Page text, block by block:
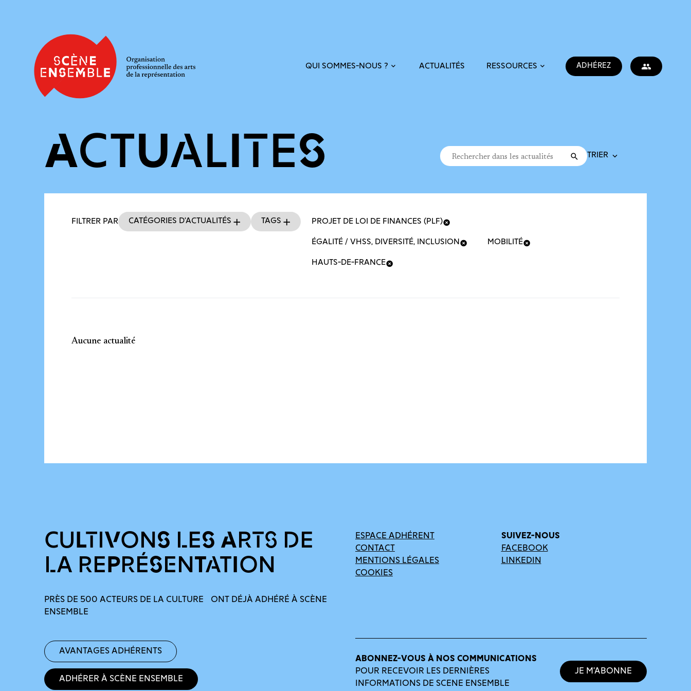
QUI SOMMES-NOUS ? ACTUALITÉS RESSOURCES ADHÉREZ
ACTUALITÉS
Filtres des actualités
Recherche
Rechercher dans les actualités Valider
Trier la recherche
FILTRER PAR Catégories d’actualités Tags PROJET DE LOI DE FINANCES (PLF)
ÉGALITÉ / VHSS, DIVERSITÉ, INCLUSION MOBILITÉ
HAUTS-DE-FRANCE
Aucune actualité
CULTIVONS LES ARTS DE
LA REPRÉSENTATION
PRÈS DE 500 ACTEURS DE LA CULTURE ONT DÉJÀ ADHÉRÉ À SCÈNE
ENSEMBLE
Avantages adhérents
Adhérer à Scène Ensemble
ESPACE ADHÉRENT
CONTACT
MENTIONS LÉGALES
COOKIES
SUIVEZ-NOUS
FACEBOOK
LINKEDIN
ABONNEZ-VOUS À NOS COMMUNICATIONS
POUR RECEVOIR LES DERNIÈRES
INFORMATIONS DE SCENE ENSEMBLE
Je m’abonne